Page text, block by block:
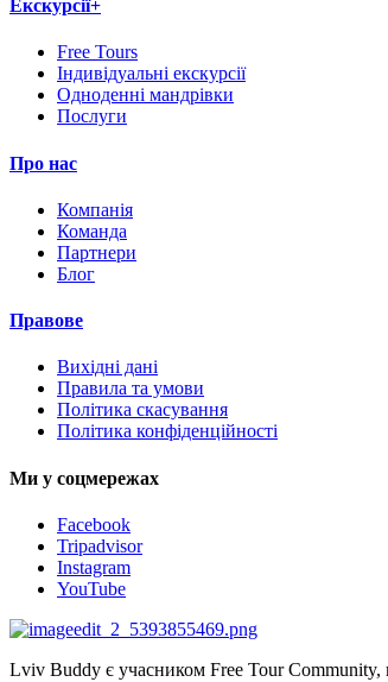
Екскурсії+
Free Tours
Індивідуальні екскурсії
Одноденні мандрівки
Послуги
Про нас
Компанія
Команда
Партнери
Блог
Правове
Вихідні дані
Правила та умови
Політика скасування
Політика конфіденційності
Ми у соцмережах
Facebook
Tripadvisor
Instagram
YouTube
Lviv Buddy є учасником Free Tour Community,